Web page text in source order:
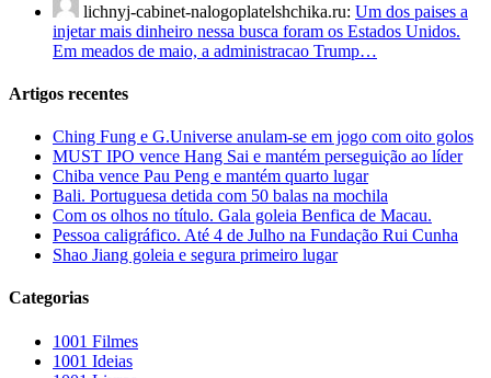
lichnyj-cabinet-nalogoplatelshchika.ru: Um dos paises a
injetar mais dinheiro nessa busca foram os Estados Unidos.
Em meados de maio, a administracao Trump…
Artigos recentes
Ching Fung e G.Universe anulam-se em jogo com oito golos
MUST IPO vence Hang Sai e mantém perseguição ao líder
Chiba vence Pau Peng e mantém quarto lugar
Bali. Portuguesa detida com 50 balas na mochila
Com os olhos no título. Gala goleia Benfica de Macau.
Pessoa caligráfico. Até 4 de Julho na Fundação Rui Cunha
Shao Jiang goleia e segura primeiro lugar
Categorias
1001 Filmes
1001 Ideias